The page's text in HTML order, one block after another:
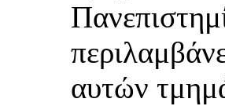
αυτών